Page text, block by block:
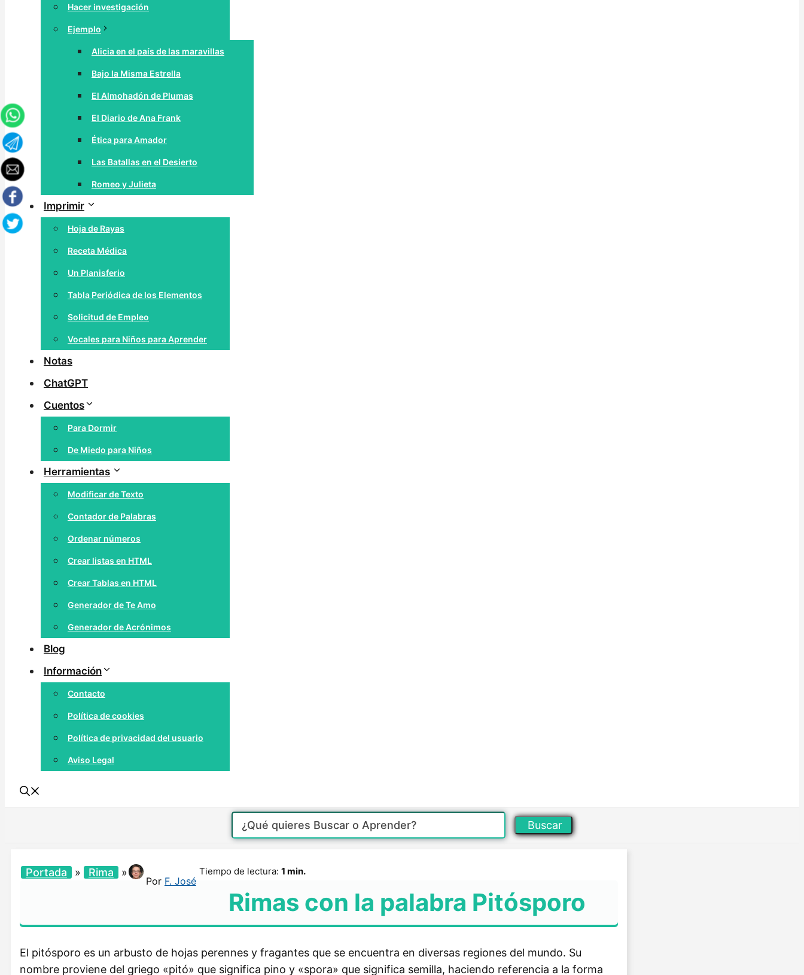
Hacer investigación
Ejemplo
Alicia en el país de las maravillas
Bajo la Misma Estrella
El Almohadón de Plumas
El Diario de Ana Frank
Ética para Amador
Las Batallas en el Desierto
Romeo y Julieta
Imprimir
Hoja de Rayas
Receta Médica
Un Planisferio
Tabla Periódica de los Elementos
Solicitud de Empleo
Vocales para Niños para Aprender
Notas
ChatGPT
Cuentos
Para Dormir
De Miedo para Niños
Herramientas
Modificar de Texto
Contador de Palabras
Ordenar números
Crear listas en HTML
Crear Tablas en HTML
Generador de Te Amo
Generador de Acrónimos
Blog
Información
Contacto
Política de cookies
Política de privacidad del usuario
Aviso Legal
Buscar
Portada » Rima »
Por F. José
Tiempo de lectura: 1 min.
Rimas con la palabra Pitósporo
El pitósporo es un arbusto de hojas perennes y fragantes que se encuentra en diversas regiones del mundo. Su
nombre proviene del griego «pitó» que significa pino y «spora» que significa semilla, haciendo referencia a la forma